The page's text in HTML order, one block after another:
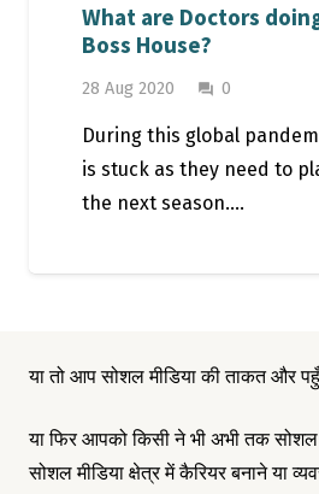
What are Doctors
Boss House?
28 Aug 2020 question_answer 0
During this global
is stuck as they need to
the next season.…
या तो आप सोशल मीडिया की ताकत और
या फिर आपको किसी ने भी अभी तक सोशल
सोशल मीडिया क्षेत्र में कैरियर बनाने या